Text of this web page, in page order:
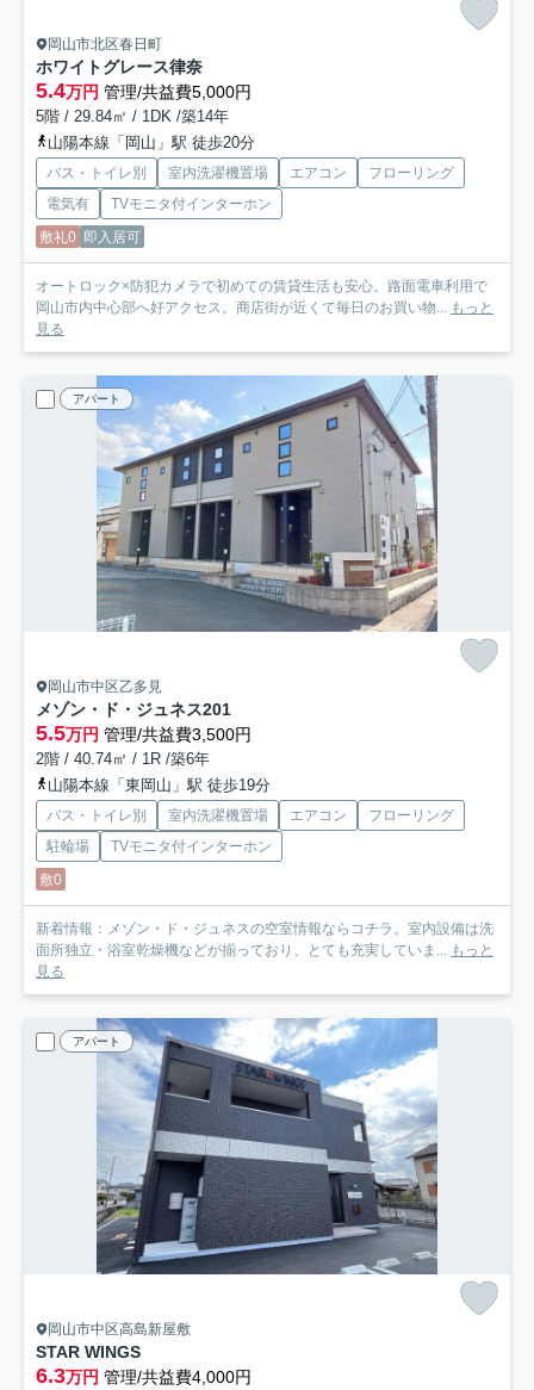
岡山市北区春日町
ホワイトグレース律奈
5.4万円 管理/共益費5,000円
5階 / 29.84㎡ / 1DK /築14年
山陽本線「岡山」駅 徒歩20分
バス・トイレ別 室内洗濯機置場 エアコン
フローリング
電気有
TVモニタ付インターホン
敷礼0 即入居可
オートロック×防犯カメラで初めての賃貸生活も安心。路面電車利用で
岡山市内中心部へ好アクセス。商店街が近くて毎日のお買い物... もっと
見る
アパート
岡山市中区乙多見
メゾン・ド・ジュネス201
5.5万円 管理/共益費3,500円
2階 / 40.74㎡ / 1R /築6年
山陽本線「東岡山」駅 徒歩19分
バス・トイレ別 室内洗濯機置場 エアコン
フローリング
駐輪場
TVモニタ付インターホン
敷0
新着情報：メゾン・ド・ジュネスの空室情報ならコチラ。室内設備は洗
面所独立・浴室乾燥機などが揃っており、とても充実していま... もっと
見る
アパート
岡山市中区高島新屋敷
STAR WINGS
6.3万円 管理/共益費4,000円